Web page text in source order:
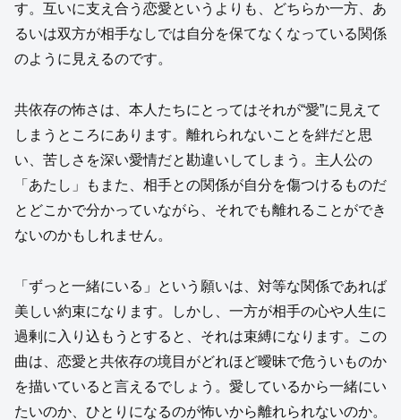
す。互いに支え合う恋愛というよりも、どちらか一方、あ
るいは双方が相手なしでは自分を保てなくなっている関係
のように見えるのです。
共依存の怖さは、本人たちにとってはそれが“愛”に見えて
しまうところにあります。離れられないことを絆だと思
い、苦しさを深い愛情だと勘違いしてしまう。主人公の
「あたし」もまた、相手との関係が自分を傷つけるものだ
とどこかで分かっていながら、それでも離れることができ
ないのかもしれません。
「ずっと一緒にいる」という願いは、対等な関係であれば
美しい約束になります。しかし、一方が相手の心や人生に
過剰に入り込もうとすると、それは束縛になります。この
曲は、恋愛と共依存の境目がどれほど曖昧で危ういものか
を描いていると言えるでしょう。愛しているから一緒にい
たいのか、ひとりになるのが怖いから離れられないのか。